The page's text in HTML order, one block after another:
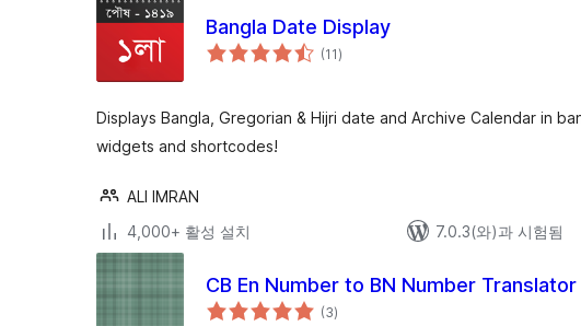
Bangla Date Display
(11전
체)
Displays Bangla, Gregorian & Hijri date and Archive Calendar in
widgets and shortcodes!
ALI IMRAN
4,000+ 활성 설치
7.0.3(와)과 시험됨
CB En Number to BN Number Translator
(3전
체)